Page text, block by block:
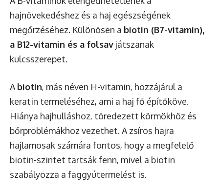
hajnövekedéshez és a haj egészségének
megőrzéséhez. Különösen a biotin (B7-vitamin),
a B12-vitamin és a folsav játszanak
kulcsszerepet.
A biotin, más néven H-vitamin, hozzájárul a
keratin termeléséhez, ami a haj fő építőköve.
Hiánya hajhulláshoz, töredezett körmökhöz és
bőrproblémákhoz vezethet. A zsíros hajra
hajlamosak számára fontos, hogy a megfelelő
biotin-szintet tartsák fenn, mivel a biotin
szabályozza a faggyútermelést is.